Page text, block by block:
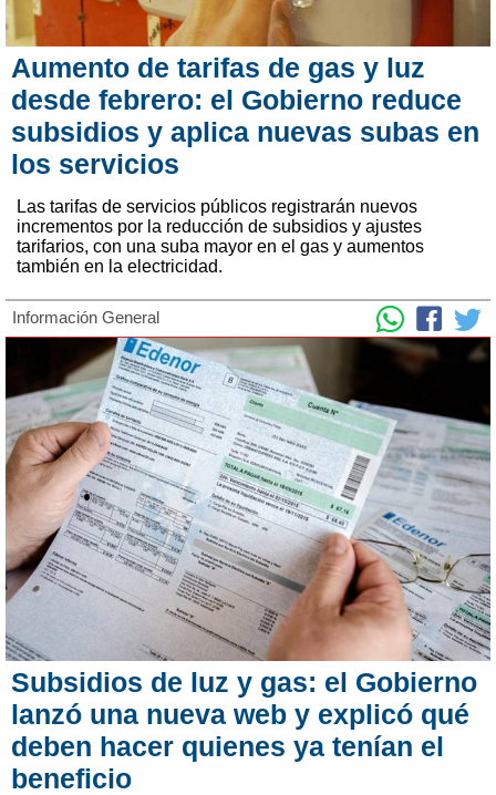
Aumento de tarifas de gas y luz
desde febrero: el Gobierno reduce
subsidios y aplica nuevas subas en
los servicios
Las tarifas de servicios públicos registrarán nuevos
incrementos por la reducción de subsidios y ajustes
tarifarios, con una suba mayor en el gas y aumentos
también en la electricidad.
Información General
Subsidios de luz y gas: el Gobierno
lanzó una nueva web y explicó qué
deben hacer quienes ya tenían el
beneficio